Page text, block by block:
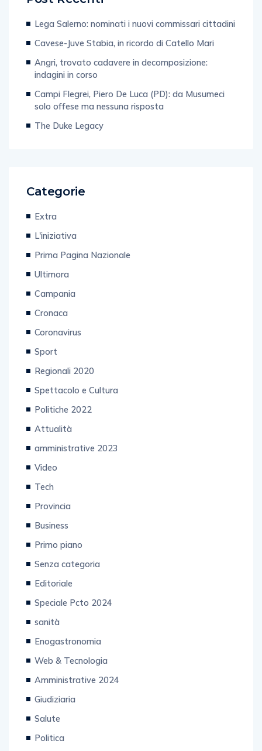
Lega Salerno: nominati i nuovi commissari cittadini
Cavese-Juve Stabia, in ricordo di Catello Mari
Angri, trovato cadavere in decomposizione:
indagini in corso
Campi Flegrei, Piero De Luca (PD): da Musumeci
solo offese ma nessuna risposta
The Duke Legacy
Categorie
Extra
L'iniziativa
Prima Pagina Nazionale
Ultimora
Campania
Cronaca
Coronavirus
Sport
Regionali 2020
Spettacolo e Cultura
Politiche 2022
Attualità
amministrative 2023
Video
Tech
Provincia
Business
Primo piano
Senza categoria
Editoriale
Speciale Pcto 2024
sanità
Enogastronomia
Web & Tecnologia
Amministrative 2024
Giudiziaria
Salute
Politica